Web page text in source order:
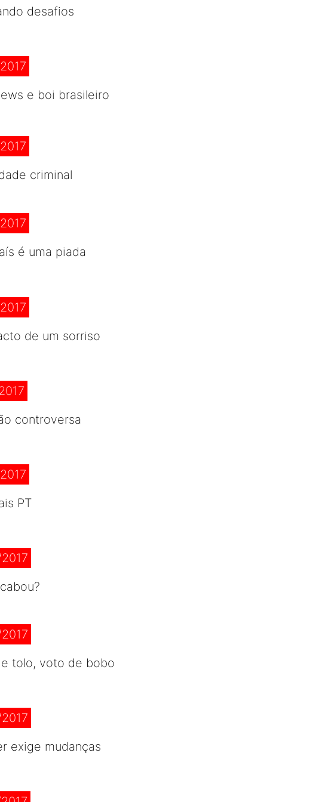
desafios
e boi brasileiro
criminal
é uma piada
de um sorriso
controversa
PT
tolo, voto de bobo
exige mudanças